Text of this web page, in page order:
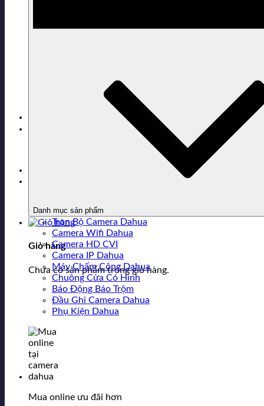
Giỏ hàng
Chưa có sản phẩm trong giỏ hàng.
Danh mục sản phẩm
Trọn Bộ Camera Dahua
Camera Wifi Dahua
Camera HD CVI
Camera IP Dahua
Máy Chấm Công Dahua
Chuông Cửa Có Hình
Báo Động Báo Trộm
Đầu Ghi Camera Dahua
Phụ Kiện Dahua
Mua online ưu đãi hơn